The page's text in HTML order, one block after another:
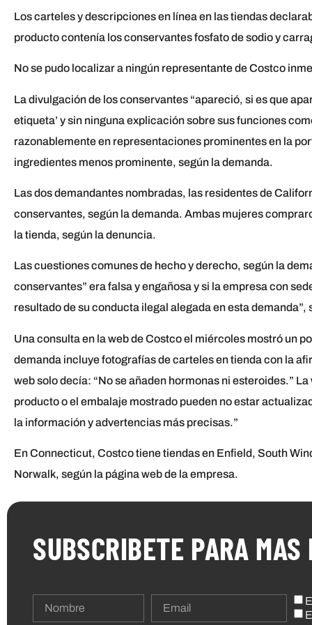
Los carteles y descripciones en línea en las tiendas
producto contenía los conservantes fosfato de sodio y
No se pudo localizar a ningún representante de Costco
La divulgación de los conservantes “apareció, si es que
etiqueta’ y sin ninguna explicación sobre sus funciones
razonablemente en representaciones prominentes en la
ingredientes menos prominente, según la demanda.
Las dos demandantes nombradas, las residentes de
conservantes, según la demanda. Ambas mujeres
la tienda, según la denuncia.
Las cuestiones comunes de hecho y derecho, según la
conservantes” era falsa y engañosa y si la empresa con
resultado de su conducta ilegal alegada en esta demanda”,
Una consulta en la web de Costco el miércoles mostró un
demanda incluye fotografías de carteles en tienda con la
web solo decía: “No se añaden hormonas ni esteroides.”
producto o el embalaje mostrado pueden no estar
la información y advertencias más precisas.”
En Connecticut, Costco tiene tiendas en Enfield, South
Norwalk, según la página web de la empresa.
SUBSCRIBETE PARA